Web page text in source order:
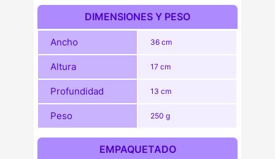
DIMENSIONES Y PESO
Ancho 36 cm
Altura 17 cm
Profundidad 13 cm
Peso 250 g
EMPAQUETADO